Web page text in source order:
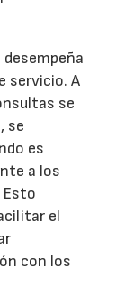
servicio. A
se
se
es
a los
Esto
el
con los